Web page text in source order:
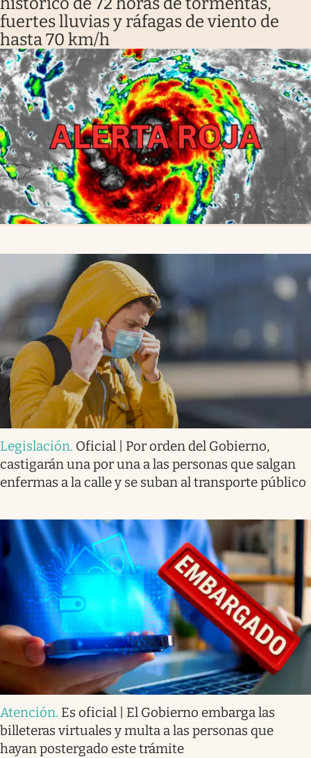
fuertes lluvias y ráfagas de viento de
hasta 70 km/h
Legislación. Oficial | Por orden del Gobierno,
castigarán una por una a las personas que salgan
enfermas a la calle y se suban al transporte público
Atención. Es oficial | El Gobierno embarga las
billeteras virtuales y multa a las personas que
hayan postergado este trámite